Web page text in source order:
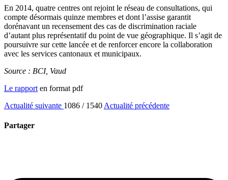
En 2014, quatre centres ont rejoint le réseau de consultations, qui
compte désormais quinze membres et dont l’assise garantit
dorénavant un recensement des cas de discrimination raciale
d’autant plus représentatif du point de vue géographique. Il s’agit de
poursuivre sur cette lancée et de renforcer encore la collaboration
avec les services cantonaux et municipaux.
Source : BCI, Vaud
Le rapport en format pdf
Actualité suivante 1086 / 1540 Actualité précédente
Partager